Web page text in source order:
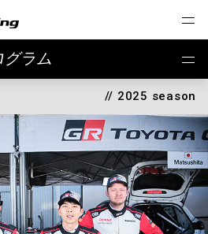
グラム
// 2025 season